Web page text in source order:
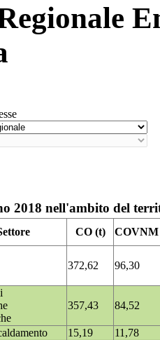
2018 nell'ambito del
CO (t)
COVNM
372,62 96,30
357,43 84,52
15,19
11,78